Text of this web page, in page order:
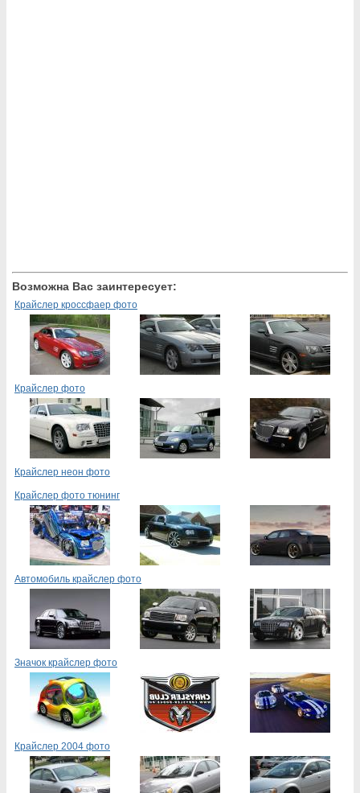
Возможна Вас заинтересует:
Крайслер кроссфаер фото
Крайслер фото
Крайслер неон фото
Крайслер фото тюнинг
Автомобиль крайслер фото
Значок крайслер фото
Крайслер 2004 фото